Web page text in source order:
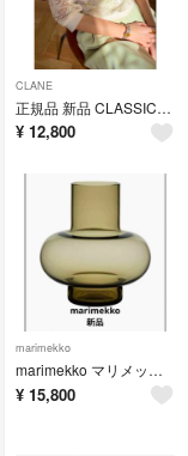
CLANE
正規品 新品 CLASSIC LACE TOPS
¥ 12,800
marimekko
marimekko マリメッコ フラワーベース Umpu glass vase
¥ 15,800